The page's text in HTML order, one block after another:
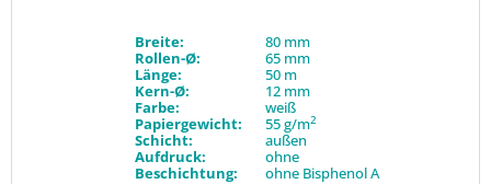
Breite:
80 mm
Rollen-Ø:
65 mm
Länge:
50 m
Kern-Ø:
12 mm
Farbe:
weiß
Papiergewicht:
55 g/m2
Schicht:
außen
Aufdruck:
ohne
Beschichtung:
ohne Bisphenol A